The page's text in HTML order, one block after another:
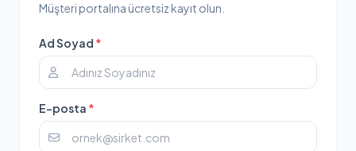
Müşteri portalına ücretsiz kayıt olun.
Ad Soyad *
E-posta *